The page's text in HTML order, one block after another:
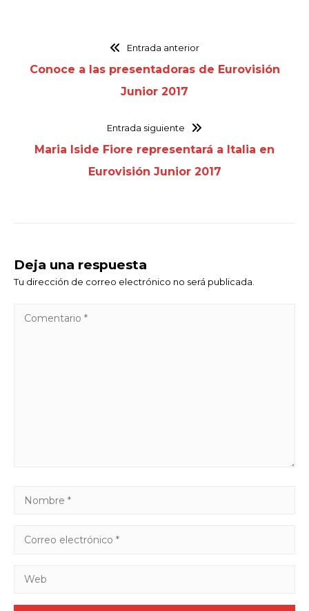
Entrada anterior
Conoce a las presentadoras de Eurovisión
Junior 2017
Entrada siguiente
Maria Iside Fiore representará a Italia en
Eurovisión Junior 2017
Deja una respuesta
Tu dirección de correo electrónico no será publicada.